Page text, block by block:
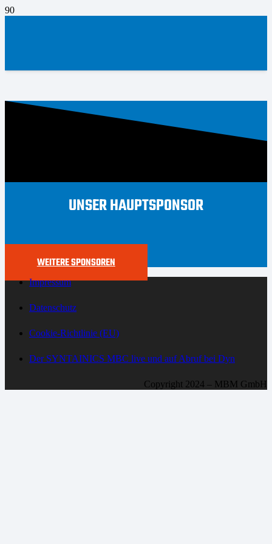
UNSER HAUPTSPONSOR
WEITERE SPONSOREN
Impressum
Datenschutz
Cookie-Richtlinie (EU)
Der SYNTAINICS MBC live und auf Abruf bei Dyn
Copyright 2024 – MBM GmbH